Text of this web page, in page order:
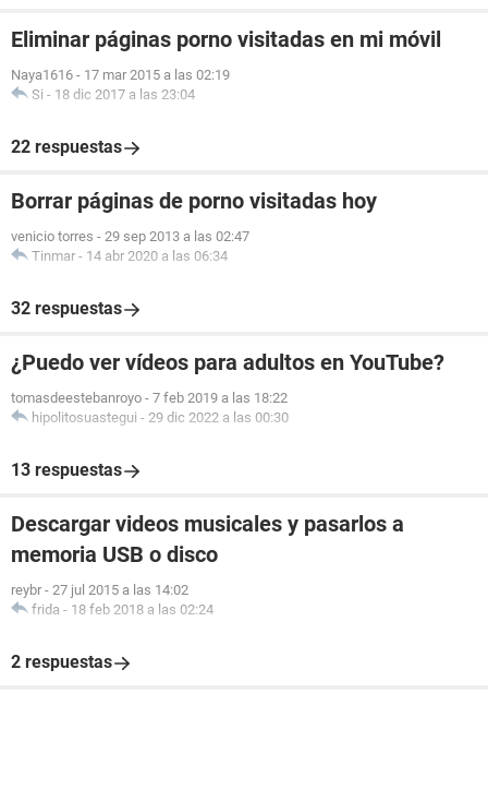
Eliminar páginas porno visitadas en mi móvil
Naya1616 - 17 mar 2015 a las 02:19
Si - 18 dic 2017 a las 23:04
22 respuestas
Borrar páginas de porno visitadas hoy
venicio torres - 29 sep 2013 a las 02:47
Tinmar - 14 abr 2020 a las 06:34
32 respuestas
¿Puedo ver vídeos para adultos en YouTube?
tomasdeestebanroyo - 7 feb 2019 a las 18:22
hipolitosuastegui - 29 dic 2022 a las 00:30
13 respuestas
Descargar videos musicales y pasarlos a
memoria USB o disco
reybr - 27 jul 2015 a las 14:02
frida - 18 feb 2018 a las 02:24
2 respuestas